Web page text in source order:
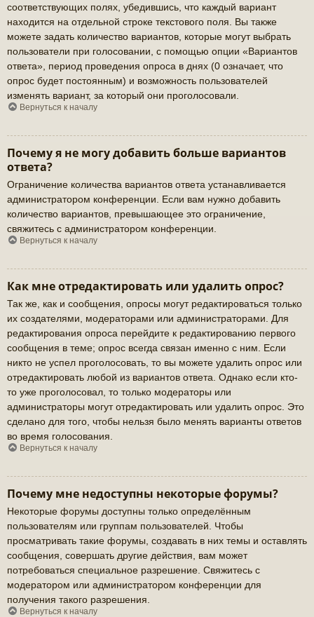
соответствующих полях, убедившись, что каждый вариант
находится на отдельной строке текстового поля. Вы также
можете задать количество вариантов, которые могут выбрать
пользователи при голосовании, с помощью опции «Вариантов
ответа», период проведения опроса в днях (0 означает, что
опрос будет постоянным) и возможность пользователей
изменять вариант, за который они проголосовали.
Вернуться к началу
Почему я не могу добавить больше вариантов
ответа?
Ограничение количества вариантов ответа устанавливается
администратором конференции. Если вам нужно добавить
количество вариантов, превышающее это ограничение,
свяжитесь с администратором конференции.
Вернуться к началу
Как мне отредактировать или удалить опрос?
Так же, как и сообщения, опросы могут редактироваться только
их создателями, модераторами или администраторами. Для
редактирования опроса перейдите к редактированию первого
сообщения в теме; опрос всегда связан именно с ним. Если
никто не успел проголосовать, то вы можете удалить опрос или
отредактировать любой из вариантов ответа. Однако если кто-
то уже проголосовал, то только модераторы или
администраторы могут отредактировать или удалить опрос. Это
сделано для того, чтобы нельзя было менять варианты ответов
во время голосования.
Вернуться к началу
Почему мне недоступны некоторые форумы?
Некоторые форумы доступны только определённым
пользователям или группам пользователей. Чтобы
просматривать такие форумы, создавать в них темы и оставлять
сообщения, совершать другие действия, вам может
потребоваться специальное разрешение. Свяжитесь с
модератором или администратором конференции для
получения такого разрешения.
Вернуться к началу